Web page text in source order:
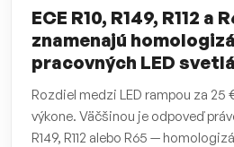
ECE R10, R149, R112 a
znamenajú
pracovných LED
Rozdiel medzi LED rampou za 25
výkone. Väčšinou je odpoveď
R149, R112 alebo R65 —